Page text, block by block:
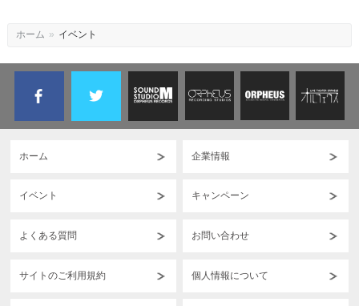
ホーム » イベント
ホーム 企業情報
イベント キャンペーン
よくある質問 お問い合わせ
サイトのご利用規約 個人情報について